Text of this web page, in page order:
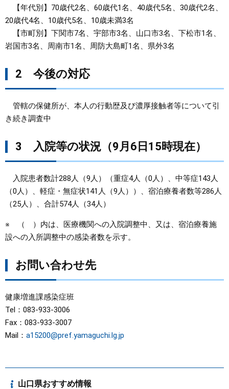
【年代別】70歳代2名、60歳代1名、40歳代5名、30歳代2名、
20歳代4名、10歳代5名、10歳未満3名
【市町別】下関市7名、宇部市3名、山口市3名、下松市1名、
岩国市3名、周南市1名、周防大島町1名、県外3名
2 今後の対応
管轄の保健所が、本人の行動歴及び濃厚接触者等について引
き続き調査中
3 入院等の状況（9月6日15時現在）
入院患者数計288人（9人）（重症4人（0人）、中等症143人
（0人）、軽症・無症状141人（9人））、宿泊療養者数等286人
（25人）、合計574人（34人）
※ （ ）内は、医療機関への入院調整中、又は、宿泊療養施
設への入所調整中の感染者数を示す。
お問い合わせ先
健康増進課感染症班
Tel：083-933-3006
Fax：083-933-3007
Mail： a15200@pref.yamaguchi.lg.jp
山口県おすすめ情報